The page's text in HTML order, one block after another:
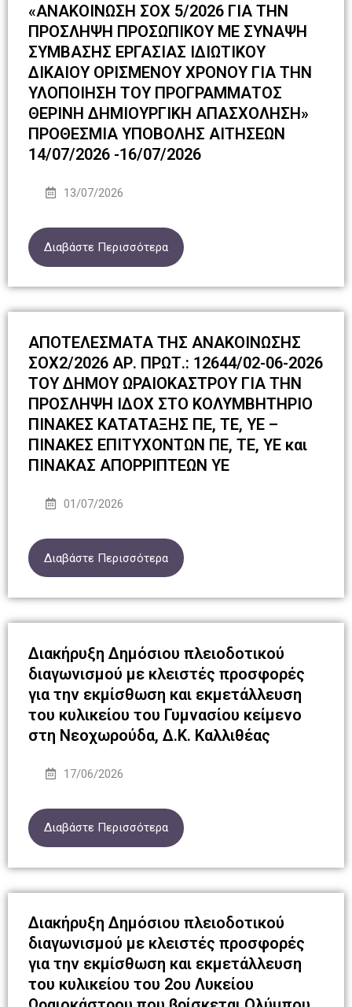
«ΑΝΑΚΟΙΝΩΣΗ ΣΟΧ 5/2026 ΓΙΑ ΤΗΝ
ΠΡΟΣΛΗΨΗ ΠΡΟΣΩΠΙΚΟΥ ΜΕ ΣΥΝΑΨΗ
ΣΥΜΒΑΣΗΣ ΕΡΓΑΣΙΑΣ ΙΔΙΩΤΙΚΟΥ
ΔΙΚΑΙΟΥ ΟΡΙΣΜΕΝΟΥ ΧΡΟΝΟΥ ΓΙΑ ΤΗΝ
ΥΛΟΠΟΙΗΣΗ ΤΟΥ ΠΡΟΓΡΑΜΜΑΤΟΣ
ΘΕΡΙΝΗ ΔΗΜΙΟΥΡΓΙΚΗ ΑΠΑΣΧΟΛΗΣΗ»
ΠΡΟΘΕΣΜΙΑ ΥΠΟΒΟΛΗΣ ΑΙΤΗΣΕΩΝ
14/07/2026 -16/07/2026
13/07/2026
Διαβάστε Περισσότερα
ΑΠΟΤΕΛΕΣΜΑΤΑ ΤΗΣ ΑΝΑΚΟΙΝΩΣΗΣ
ΣΟΧ2/2026 ΑΡ. ΠΡΩΤ.: 12644/02-06-2026
ΤΟΥ ΔΗΜΟΥ ΩΡΑΙΟΚΑΣΤΡΟΥ ΓΙΑ ΤΗΝ
ΠΡΟΣΛΗΨΗ ΙΔΟΧ ΣΤΟ ΚΟΛΥΜΒΗΤΗΡΙΟ
ΠΙΝΑΚΕΣ ΚΑΤΑΤΑΞΗΣ ΠΕ, ΤΕ, ΥΕ –
ΠΙΝΑΚΕΣ ΕΠΙΤΥΧΟΝΤΩΝ ΠΕ, ΤΕ, ΥΕ και
ΠΙΝΑΚΑΣ ΑΠΟΡΡΙΠΤΕΩΝ ΥΕ
01/07/2026
Διαβάστε Περισσότερα
Διακήρυξη Δημόσιου πλειοδοτικού
διαγωνισμού με κλειστές προσφορές
για την εκμίσθωση και εκμετάλλευση
του κυλικείου του Γυμνασίου κείμενο
στη Νεοχωρούδα, Δ.Κ. Καλλιθέας
17/06/2026
Διαβάστε Περισσότερα
Διακήρυξη Δημόσιου πλειοδοτικού
διαγωνισμού με κλειστές προσφορές
για την εκμίσθωση και εκμετάλλευση
του κυλικείου του 2ου Λυκείου